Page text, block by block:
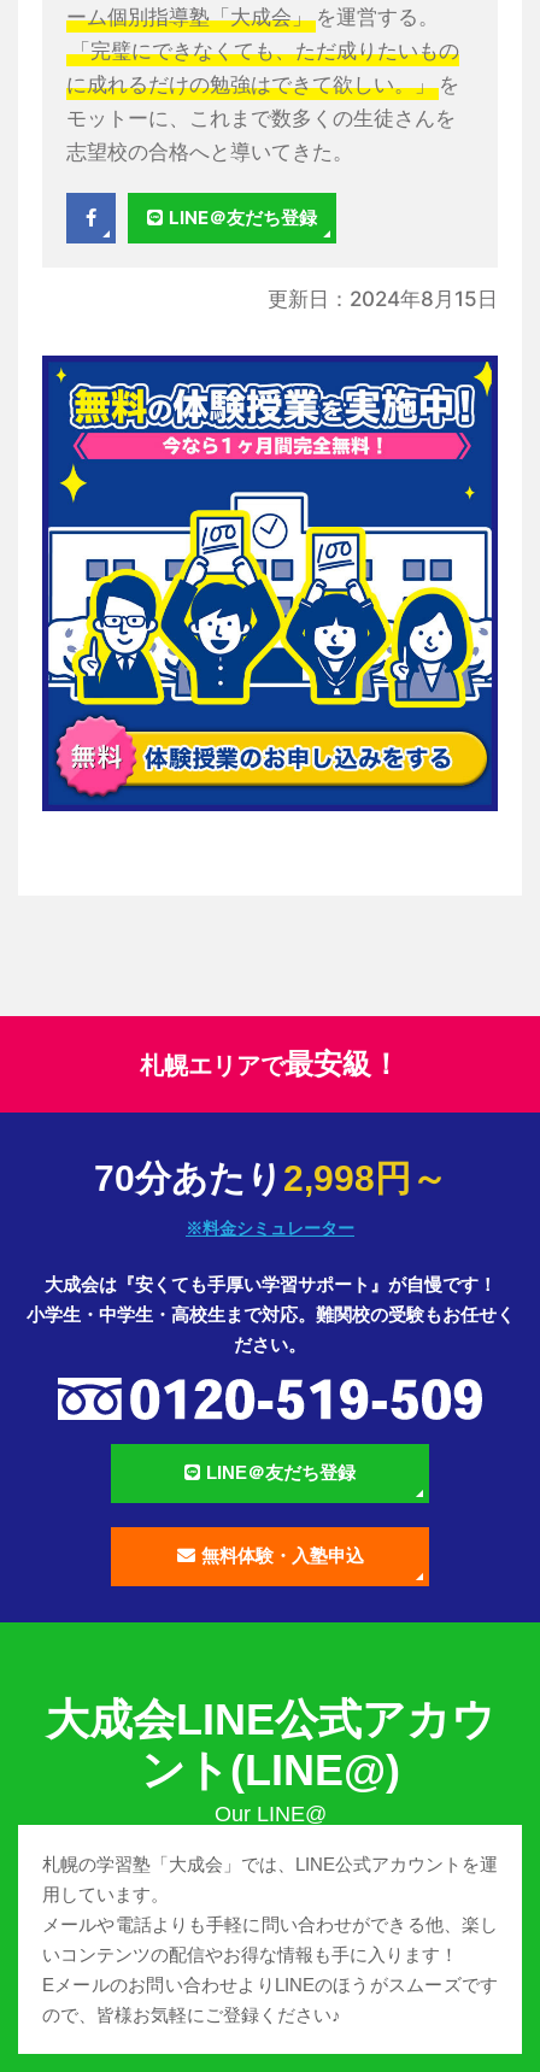
ーム個別指導塾「大成会」 を運営する。
「完璧にできなくても、ただ成りたいもの
に成れるだけの勉強はできて欲しい。」 を
モットーに、これまで数多くの生徒さんを
志望校の合格へと導いてきた。
LINE＠友だち登録
更新日：2024年8月15日
札幌エリアで最安級！
70分あたり 2,998円～
※料金シミュレーター
大成会は『安くても手厚い学習サポート』が自慢です！
小学生・中学生・高校生まで対応。難関校の受験もお任せく
ださい。
LINE＠友だち登録
無料体験・入塾申込
大成会LINE公式アカウ
ント(LINE@)
札幌の学習塾「大成会」では、LINE公式アカウントを運
用しています。
メールや電話よりも手軽に問い合わせができる他、楽し
いコンテンツの配信やお得な情報も手に入ります！
Eメールのお問い合わせよりLINEのほうがスムーズです
ので、皆様お気軽にご登録ください♪